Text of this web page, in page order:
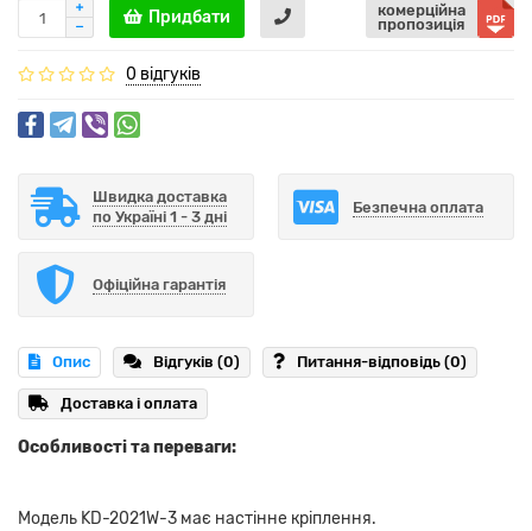
Придбати
комерційна
пропозиція
0 відгуків
Швидка доставка
по Україні 1 - 3 дні
Безпечна оплата
Офіційна гарантія
Опис Відгуків (0) Питання-відповідь (0)
Доставка і оплата
Особливості та переваги:
Модель KD-2021W-3 має настінне кріплення.